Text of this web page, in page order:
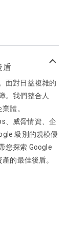
盾
面對日益複雜的
。我們整合人
體。
、威脅情資、企
級別的規模優
您探索 Google
的最佳後盾。
keyboard_arrow_up